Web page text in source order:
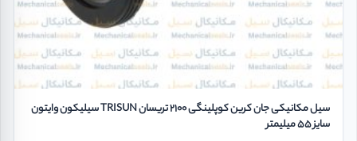
سیل مکانیکی جان کرین کوپلینگی 2100 تریسان TRISUN سیلیکون وایتون
سایز 55 میلیمتر